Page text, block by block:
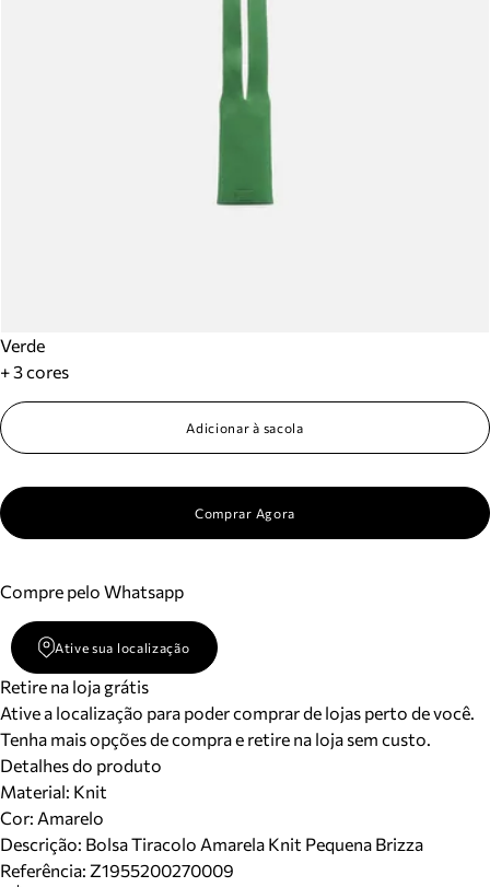
Verde
+ 3 cores
Adicionar à sacola
Comprar Agora
Compre pelo Whatsapp
Ative sua localização
Retire na loja grátis
Ative a localização para poder comprar de lojas perto de você.
Tenha mais opções de compra e retire na loja sem custo.
Detalhes do produto
Material: Knit
Cor: Amarelo
Descrição: Bolsa Tiracolo Amarela Knit Pequena Brizza
Referência: Z1955200270009